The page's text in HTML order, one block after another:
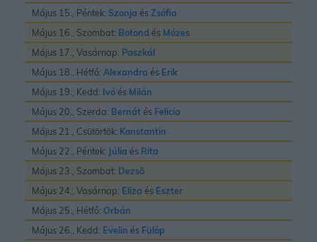
Május 15., Péntek: Szonja ésZsófia
Május 16., Szombat: Botond és Mózes
Május 17., Vasárnap: Paszkál
Május 18., Hétfő: Alexandra és Erik
Május 19., Kedd: Ivó és Milán
Május 20., Szerda: Bernát és Felicia
Május 21., Csütörtök: Konstantin
Május 22., Péntek: Júlia és Rita
Május 23., Szombat: Dezsõ
Május 24., Vasárnap: Eliza és Eszter
Május 25., Hétfő: Orbán
Május 26., Kedd: Evelin és Fülöp